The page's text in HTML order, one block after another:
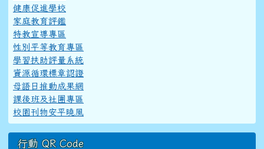
健康促進學校
家庭教育評鑑
特教宣導專區
性別平等教育專區
學習扶助評量系統
資源循環標章認證
母語日推動成果網
課後班及社團專區
校園刊物安平曉風
行動 QR Code